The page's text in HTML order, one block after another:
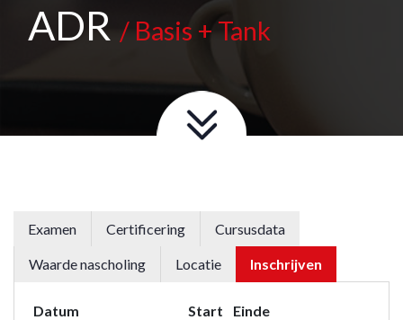
ADR / Basis + Tank
Examen Certificering Cursusdata
Waarde nascholing Locatie Inschrijven
Datum Start
Einde